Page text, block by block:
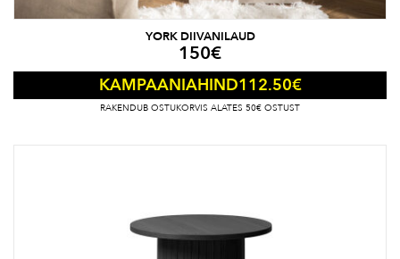
YORK DIIVANILAUD
150€
KAMPAANIAHIND112.50€
RAKENDUB OSTUKORVIS ALATES 50€ OSTUST